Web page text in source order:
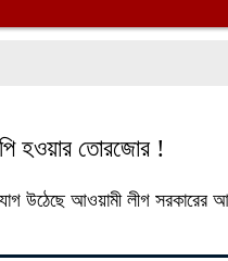
হওয়ার তোরজোর !
উঠেছে আওয়ামী লীগ সরকারের